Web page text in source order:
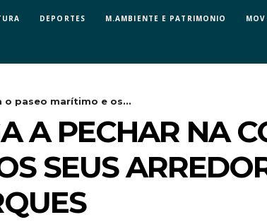
DEPORTES M.AMBIENTE E PATRIMONIO
o paseo marítimo e os...
A PECHAR NA
SEUS